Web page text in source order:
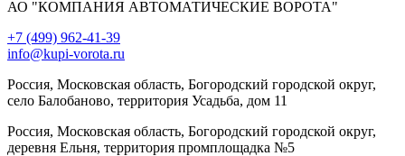
АО "КОМПАНИЯ АВТОМАТИЧЕСКИЕ ВОРОТА"
+7 (499) 962-41-39
info@kupi-vorota.ru
Россия, Московская область, Богородский городской округ,
село Балобаново, территория Усадьба, дом 11
Россия, Московская область, Богородский городской округ,
деревня Ельня, территория промплощадка №5